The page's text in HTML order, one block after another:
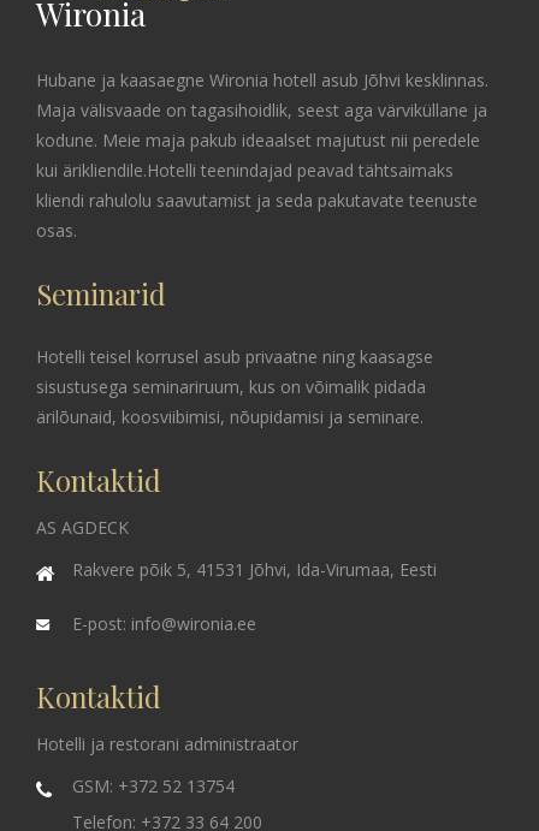
Wironia
Hubane ja kaasaegne Wironia hotell asub Jõhvi kesklinnas.
Maja ​välisvaade on tagasihoidlik, seest aga värviküllane ja
kodune. Meie maja pakub ideaalset majutust nii peredele
kui ärikliendile. ​Hotelli teenindajad peavad tähtsaimaks
kliendi rahulolu saavutamist ja seda pakutavate teenuste
osas.
Seminarid
Hotelli teisel korrusel asub privaatne ning kaasagse
sisustusega seminariruum, kus on võimalik pidada
ärilõunaid, koosviibimisi, nõupidamisi ja seminare.
Kontaktid
AS AGDECK
Rakvere põik 5, 41531 Jõhvi, Ida-Virumaa, Eesti
E-post: info@wironia.ee
Kontaktid
Hotelli ja restorani administraator
GSM: +372 52 13754
Telefon: +372 33 64 200